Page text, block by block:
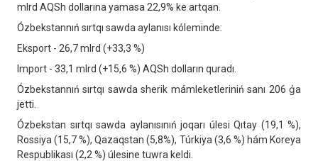
mlrd AQSh dollarına yamasa 22,9% ke artqan.
Ózbekstannıń sırtqı sawda aylanısı kóleminde:
Eksport - 26,7 mlrd (+33,3 %)
Import - 33,1 mlrd (+15,6 %) AQSh dolların quradı.
Ózbekstannıń sırtqı sawda sherik mámleketleriniń sanı 206 ǵa
jetti.
Ózbekstan sırtqı sawda aylanısınıń joqarı úlesi Qıtay (19,1 %),
Rossiya (15,7 %), Qazaqstan (5,8%), Túrkiya (3,6 %) hám Koreya
Respublikası (2,2 %) úlesine tuwra keldi.